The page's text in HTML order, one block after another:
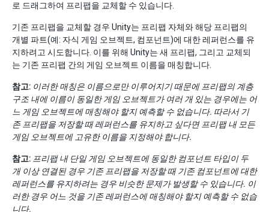
로 드래그하여 프리팹을 교체할 수 있습니다.
기존 프리팹을 교체할 경우 Unity는 프리팹 자체와 해당 프리팹의
개별 파트(예: 자식 게임 오브젝트, 컴포넌트)에 대한 레퍼런스를 유
지하려고 시도합니다. 이를 위해 Unity는 새 프리팹, 그리고 교체되
는 기존 프리팹 간의 게임 오브젝트 이름을 매칭합니다.
참고: 이러한 매칭은 이름으로만 이루어지기 때문에 프리팹의 계층
구조 내에 이름이 동일한 게임 오브젝트가 여러 개 있는 경우에는 어
느 게임 오브젝트에 매칭해야 할지 예측할 수 없습니다. 따라서 기
존 프리팹을 저장할 때 레퍼런스를 유지하고 싶다면 프리팹 내 모든
게임 오브젝트에 고유한 이름을 지정해야 합니다.
참고: 프리팹 내 단일 게임 오브젝트에 동일한 컴포넌트 타입이 두
개 이상 연결된 경우 기존 프리팹을 저장할 때 기존 컴포넌트에 대한
레퍼런스를 유지하려는 경우 비슷한 문제가 발생할 수 있습니다. 이
러한 경우 어느 것을 기존 레퍼런스에 매칭해야 할지 예측할 수 없습
니다.